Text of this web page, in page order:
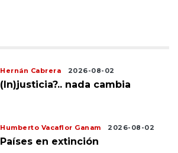
Hernán Cabrera 2026-08-02
(In)justicia?.. nada cambia
Humberto Vacaflor Ganam 2026-08-02
Países en extinción